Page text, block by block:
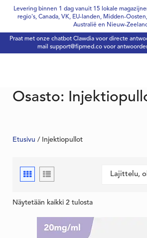
content
Levering binnen 1 dag vanuit 15 lokale
regio's, Canada, VK, EU-landen, Midden-
Australië en Nieuw-
Praat met onze chatbot Clawdia voor directe
mail support@fipmed.covoor
Osasto:
Etusivu / Injektiopullot
Näytetään kaikki 2 tulosta